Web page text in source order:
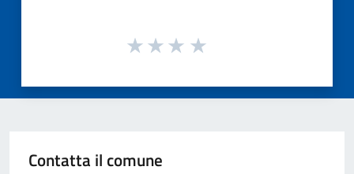
Contatta il comune